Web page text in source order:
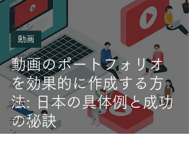
UI / UX
イトシ
キヒビ
Web広
告
AI
SNS
デザイ
ン
動画のポートフォリオ
を効果的に作成する方
法: 日本の具体例と成功
の秘訣
動画